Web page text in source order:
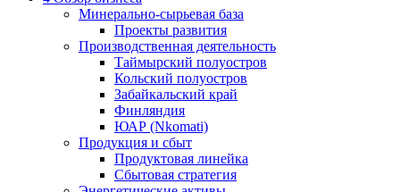
Минерально-сырьевая база
Проекты развития
Производственная деятельность
Таймырский полуостров
Кольский полуостров
Забайкальский край
Финляндия
ЮАР (Nkomati)
Продукция и сбыт
Продуктовая линейка
Сбытовая стратегия